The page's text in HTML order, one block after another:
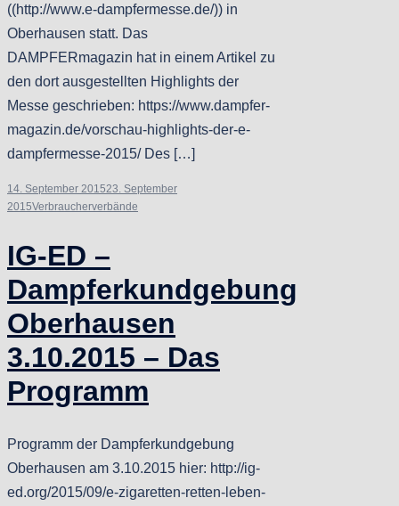
((http://www.e-dampfermesse.de/)) in
Oberhausen statt. Das
DAMPFERmagazin hat in einem Artikel zu
den dort ausgestellten Highlights der
Messe geschrieben: https://www.dampfer-
magazin.de/vorschau-highlights-der-e-
dampfermesse-2015/ Des […]
14. September 201523. September
2015Verbraucherverbände
IG-ED –
Dampferkundgebung
Oberhausen
3.10.2015 – Das
Programm
Programm der Dampferkundgebung
Oberhausen am 3.10.2015 hier: http://ig-
ed.org/2015/09/e-zigaretten-retten-leben-